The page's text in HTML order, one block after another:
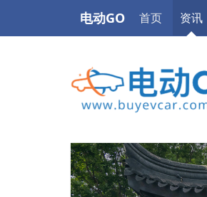
电动GO 首页 资讯